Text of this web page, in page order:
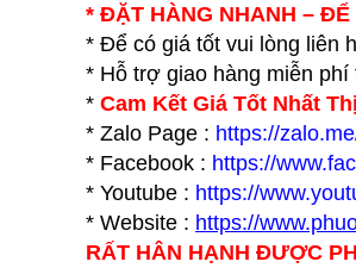
* ĐẶT HÀNG NHANH –
* Để có giá tốt vui lòng liên
* Hỗ trợ giao hàng miễn
* Cam Kết Giá Tốt Nhất
* Zalo Page : https://
* Facebook : https://
* Youtube : https://
* Website : https://www.p
RẤT HÂN HẠNH ĐƯỢC